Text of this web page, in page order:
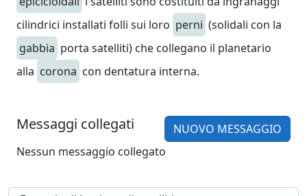
cilindrici installati folli sui loro perni (solidali con la
gabbia porta satelliti) che collegano il planetario
alla corona con dentatura interna.
Messaggi collegati
NUOVO MESSAGGIO
Nessun messaggio collegato